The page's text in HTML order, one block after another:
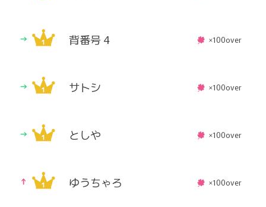
背番号 4 ×100over
サトシ ×100over
としや ×100over
ゆうちゃろ ×100over